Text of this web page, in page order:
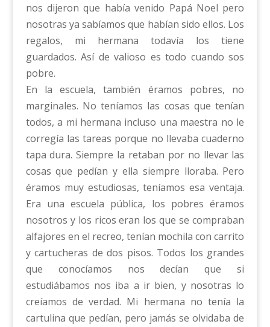
nos dijeron que había venido Papá Noel pero
nosotras ya sabíamos que habían sido ellos. Los
regalos, mi hermana todavía los tiene
guardados. Así de valioso es todo cuando sos
pobre.
En la escuela, también éramos pobres, no
marginales. No teníamos las cosas que tenían
todos, a mi hermana incluso una maestra no le
corregía las tareas porque no llevaba cuaderno
tapa dura. Siempre la retaban por no llevar las
cosas que pedían y ella siempre lloraba. Pero
éramos muy estudiosas, teníamos esa ventaja.
Era una escuela pública, los pobres éramos
nosotros y los ricos eran los que se compraban
alfajores en el recreo, tenían mochila con carrito
y cartucheras de dos pisos. Todos los grandes
que conocíamos nos decían que si
estudiábamos nos iba a ir bien, y nosotras lo
creíamos de verdad. Mi hermana no tenía la
cartulina que pedían, pero jamás se olvidaba de